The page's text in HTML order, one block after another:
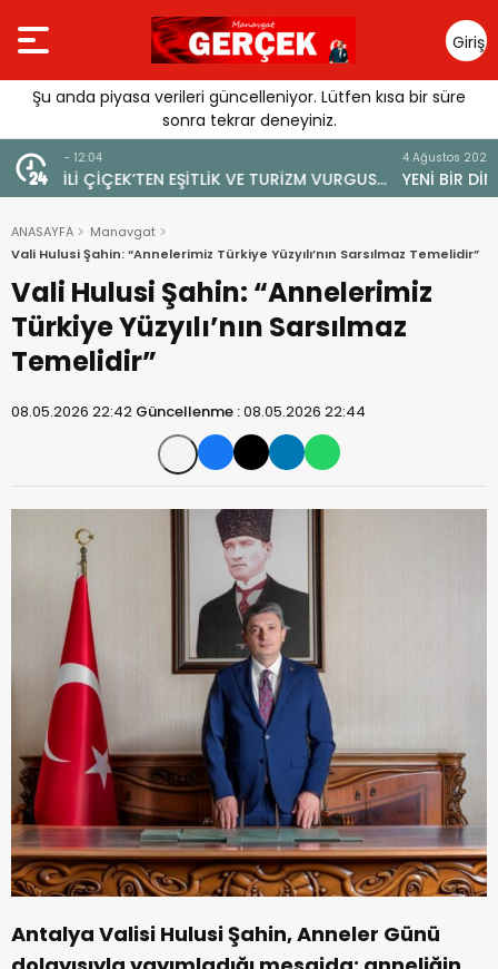
Giriş
Yap
Şu anda piyasa verileri güncelleniyor. Lütfen kısa bir süre
sonra tekrar deneyiniz.
4 Ağustos 2026 - 19:47
YENİ BİR DİN: SOSYAL MEDYA
ANASAYFA
Manavgat
Vali Hulusi Şahin: “Annelerimiz Türkiye Yüzyılı’nın Sarsılmaz Temelidir”
Vali Hulusi Şahin: “Annelerimiz
Türkiye Yüzyılı’nın Sarsılmaz
Temelidir”
08.05.2026 22:42 Güncellenme :08.05.2026 22:44
Antalya Valisi Hulusi Şahin, Anneler Günü